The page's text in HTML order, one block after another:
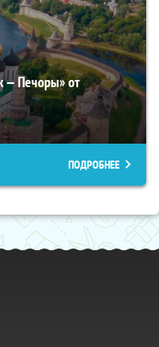
— Печоры» от
ПОДРОБНЕЕ